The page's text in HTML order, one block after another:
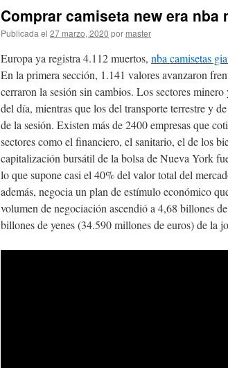
Comprar camiseta new era
Publicada el 27 marzo, 2020 por master
Europa ya registra 4.112 muertos, nba camisetas
En la primera sección, 1.141 valores avanzaron
cerraron la sesión sin cambios. Los sectores
del día, mientras que los del transporte terrestre y
de la sesión. Existen más de 2400 empresas que
sectores como el financiero, el sanitario, el de los
capitalización bursátil de la bolsa de Nueva York
lo que supone casi el 40% del valor total del
además, negocia un plan de estímulo económico
volumen de negociación ascendió a 4,68 billones
billones de yenes (34.590 millones de euros) de la